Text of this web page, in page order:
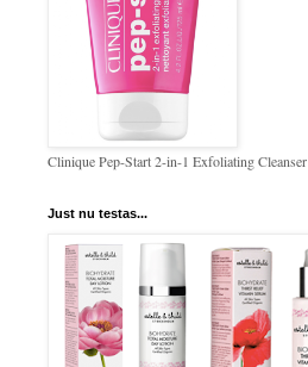
Clinique Pep-Start 2-in-1 Exfoliating Cleanser
Just nu testas...